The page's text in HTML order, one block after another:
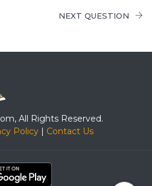
NEXT QUESTION
All Rights Reserved.
Policy | Contact Us